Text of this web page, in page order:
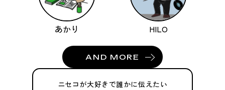
あかり HILO
AND MORE
ニセコが大好きで誰かに伝えたい